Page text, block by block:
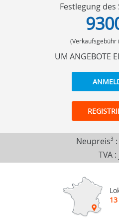
Festlegung
(Verkaufsgebühr
UM ANGEBOTE
Neupreis3 :
TVA :
13